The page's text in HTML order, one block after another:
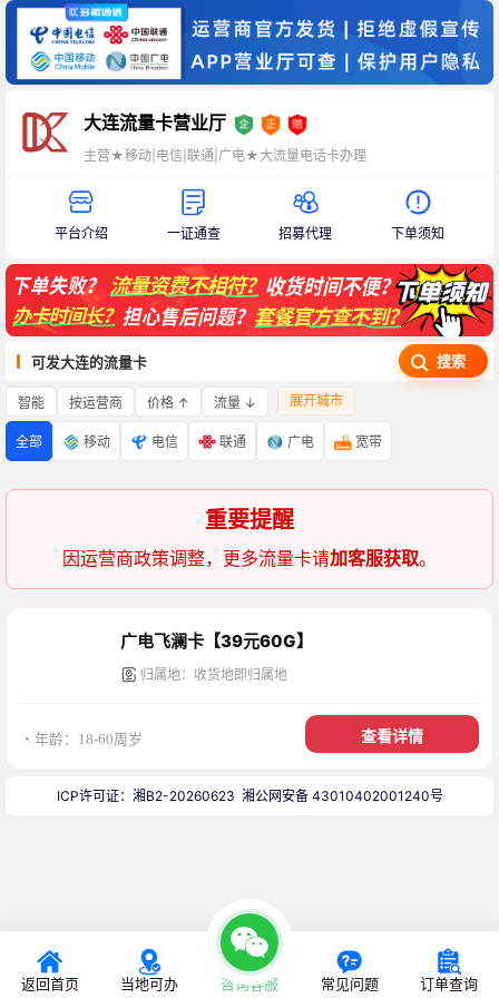
大连流量卡营业厅
主营★移动|电信|联通|广电★大流量电话卡办理
平台介绍 一证通查 招募代理 下单须知
可发大连的流量卡 搜索
智能 按运营商 价格 ↑ 流量 ↓ 展开城市
全部 移动 电信 联通 广电 宽带
重要提醒
因运营商政策调整，更多流量卡请加客服获取。
广电飞澜卡【39元60G】
归属地：收货地即归属地
・年龄：18-60周岁 查看详情
返回首页 当地可办 咨询客服 常见问题 订单查询
ICP许可证：湘B2-20260623 湘公网安备 43010402001240号